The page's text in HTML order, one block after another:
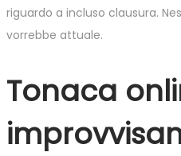
riguardo a incluso clausura.
vorrebbe attuale.
Tonaca